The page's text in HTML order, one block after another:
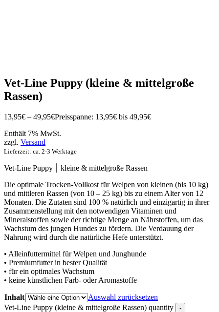
Vet-Line Puppy (kleine & mittelgroße
Rassen)
13,95€ – 49,95€Preisspanne: 13,95€ bis 49,95€
Enthält 7% MwSt.
zzgl. Versand
Lieferzeit: ca. 2-3 Werktage
Vet-Line Puppy ⎮ kleine & mittelgroße Rassen
Die optimale Trocken-Vollkost für Welpen von kleinen (bis 10 kg)
und mittleren Rassen (von 10 – 25 kg) bis zu einem Alter von 12
Monaten. Die Zutaten sind 100 % natürlich und einzigartig in ihrer
Zusammenstellung mit den notwendigen Vitaminen und
Mineralstoffen sowie der richtige Menge an Nährstoffen, um das
Wachstum des jungen Hundes zu fördern. Die Verdauung der
Nahrung wird durch die natürliche Hefe unterstützt.
• Alleinfuttermittel für Welpen und Junghunde
• Premiumfutter in bester Qualität
• für ein optimales Wachstum
• keine künstlichen Farb- oder Aromastoffe
Inhalt
Auswahl zurücksetzen
Vet-Line Puppy (kleine & mittelgroße Rassen) quantity